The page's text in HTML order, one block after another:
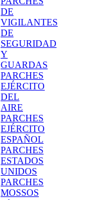
DE
VIGILANTES
DE
SEGURIDAD
Y
GUARDAS
PARCHES
EJÉRCITO
DEL
AIRE
PARCHES
EJÉRCITO
ESPAÑOL
PARCHES
ESTADOS
UNIDOS
PARCHES
MOSSOS